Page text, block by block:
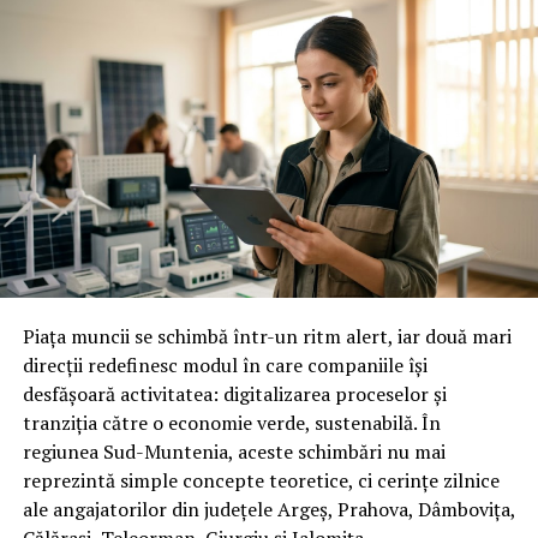
Piața muncii se schimbă într-un ritm alert, iar două mari
direcții redefinesc modul în care companiile își
desfășoară activitatea: digitalizarea proceselor și
tranziția către o economie verde, sustenabilă. În
regiunea Sud-Muntenia, aceste schimbări nu mai
reprezintă simple concepte teoretice, ci cerințe zilnice
ale angajatorilor din județele Argeș, Prahova, Dâmbovița,